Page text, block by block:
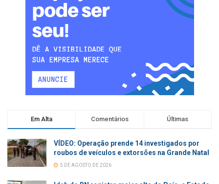
Em Alta Comentários Últimas
VÍDEO: Operação prende 14 investigados por
roubos de veículos e extorsões na Grande Natal
5 DE AGOSTO DE 2026